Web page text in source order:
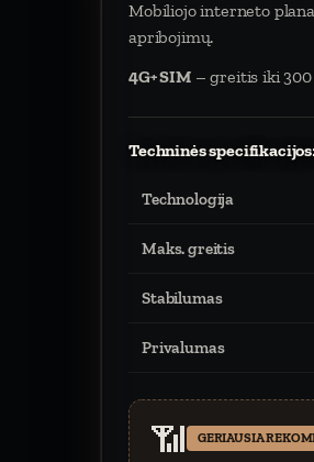
Mobiliojo interneto
apribojimų.
4G+ SIM– greitis iki 300
Techninės
Technologija
Maks. greitis
Stabilumas
Privalumas
📶 GERIAUSIA